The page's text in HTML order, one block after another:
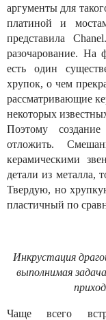
аргументы для
платиной и
представила
разочарование.
есть один
хрупок, о чем
рассматривающие
некоторых
Поэтому
отложить.
керамическими
детали из металла,
Твердую, но
пластичный по
Инкрустация
выполнимая
Чаще всего